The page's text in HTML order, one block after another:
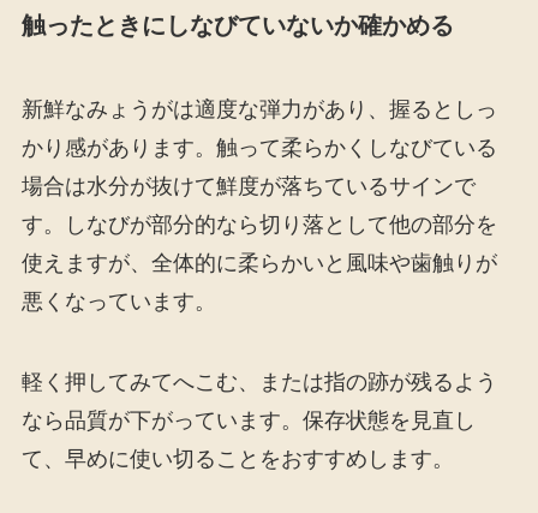
触ったときにしなびていないか確かめる
新鮮なみょうがは適度な弾力があり、握るとしっ
かり感があります。触って柔らかくしなびている
場合は水分が抜けて鮮度が落ちているサインで
す。しなびが部分的なら切り落として他の部分を
使えますが、全体的に柔らかいと風味や歯触りが
悪くなっています。
軽く押してみてへこむ、または指の跡が残るよう
なら品質が下がっています。保存状態を見直し
て、早めに使い切ることをおすすめします。